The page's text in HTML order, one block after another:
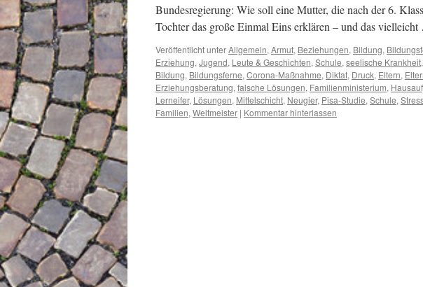
Bundesregierung: Wie soll eine Mutter, die nach der 6.
Tochter das große Einmal Eins erklären – und das
Veröffentlicht unterAllgemein, Armut, Beziehungen, Bildung,
Erziehung, Jugend, Leute & Geschichten, Schule, seelische Krankheit,
Bildung, Bildungsferne, Corona-Maßnahme, Diktat, Druck, Eltern,
Erziehungsberatung, falsche Lösungen, Familienministerium,
Lerneifer, Lösungen, Mittelschicht, Neugier, Pisa-Studie, Schule,
Familien, Weltmeister | Kommentar hinterlassen